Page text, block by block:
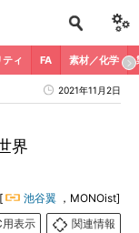
ィ FA 素材／化学
2021年11月2日
界
[ 池谷翼 ，MONOist]
用表示
関連情報